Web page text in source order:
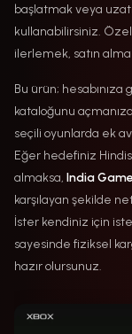
başlatmak veya
kullanabilirsiniz.
ilerlemek, satın
Bu ürün;
kataloğunu
seçili oyunlarda ek
Eğer hedefiniz
almaksa, India
karşılayan şekilde
İster kendiniz için
sayesinde fiziksel
hazır olursunuz.